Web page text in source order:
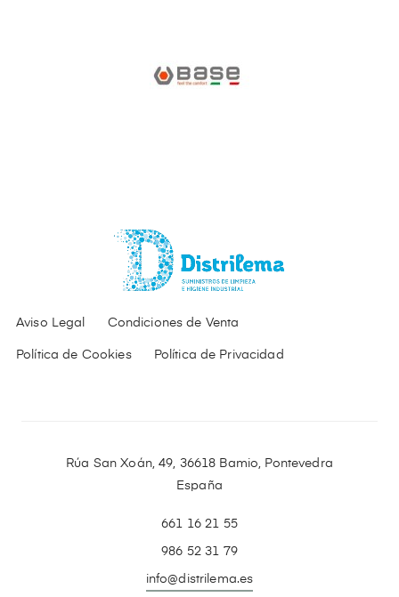
Aviso Legal Condiciones de Venta
Política de Cookies Política de Privacidad
Rúa San Xoán, 49, 36618 Bamio, Pontevedra
España
661 16 21 55
986 52 31 79
info@distrilema.es